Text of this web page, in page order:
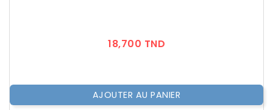
18,700 TND
AJOUTER AU PANIER